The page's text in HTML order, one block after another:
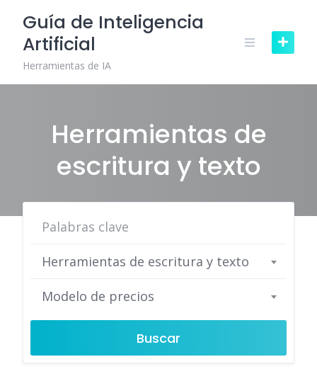
content
Guía de Inteligencia
Artificial
Herramientas de IA
Herramientas de
escritura y texto
Herramientas de escritura y texto
Modelo de precios
Buscar